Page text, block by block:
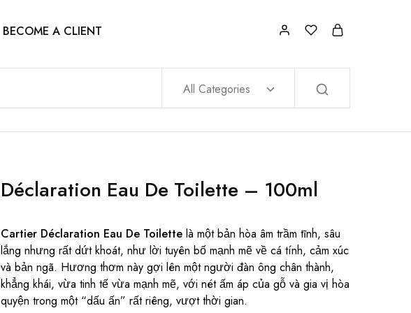
BECOME A CLIENT
All Categories
Déclaration Eau De Toilette – 100ml
Cartier Déclaration Eau De Toilettelà một bản hòa âm trầm tĩnh, sâu
lắng nhưng rất dứt khoát, như lời tuyên bố mạnh mẽ về cá tính, cảm xúc
và bản ngã. Hương thơm này gợi lên một người đàn ông chân thành,
khẳng khái, vừa tinh tế vừa mạnh mẽ, với nét ấm áp của gỗ và gia vị hòa
quyện trong một “dấu ấn” rất riêng, vượt thời gian.